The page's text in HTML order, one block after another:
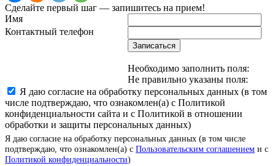
Сделайте первый шаг — запишитесь на прием!
Имя
Контактный телефон
Записаться
Необходимо заполнить поля:
Не правильно указаны поля:
Я даю согласие на обработку персональных данных (в том
числе подтверждаю, что ознакомлен(а) с Политикой
конфиденциальности сайта и с Политикой в отношении
обработки и защиты персональных данных)
Я даю согласие на обработку персональных данных (в том числе
подтверждаю, что ознакомлен(а) с Пользовательским соглашением и с
Политикой конфиденциальности)